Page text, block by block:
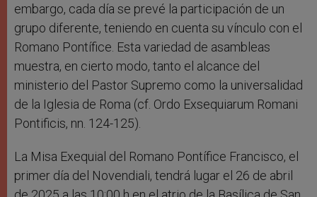
embargo, cada día se prevé la participación de un
grupo diferente, teniendo en cuenta su vínculo con el
Romano Pontífice. Esta variedad de asambleas
muestra, en cierto modo, tanto el alcance del
ministerio del Pastor Supremo como la universalidad
de la Iglesia de Roma (cf. Ordo Exsequiarum Romani
Pontificis, nn. 124-125).
La Misa Exequial del Romano Pontífice Francisco, el
primer día del Novendiali, tendrá lugar el 26 de abril